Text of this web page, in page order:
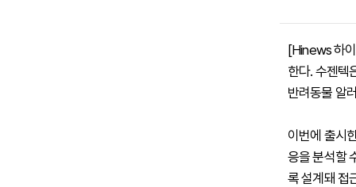
[Hinews 하
한다. 수젠텍
반려동물 알
이번에 출시
응을 분석할
록 설계돼 접